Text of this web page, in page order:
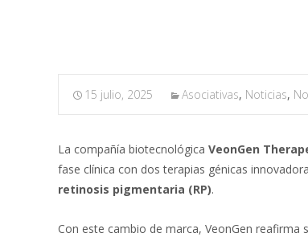
15 julio, 2025 Asociativas, Noticias,
La compañía biotecnológica VeonGen
fase clínica con dos terapias génicas
retinosis pigmentaria (RP).
Con este cambio de marca, VeonGen